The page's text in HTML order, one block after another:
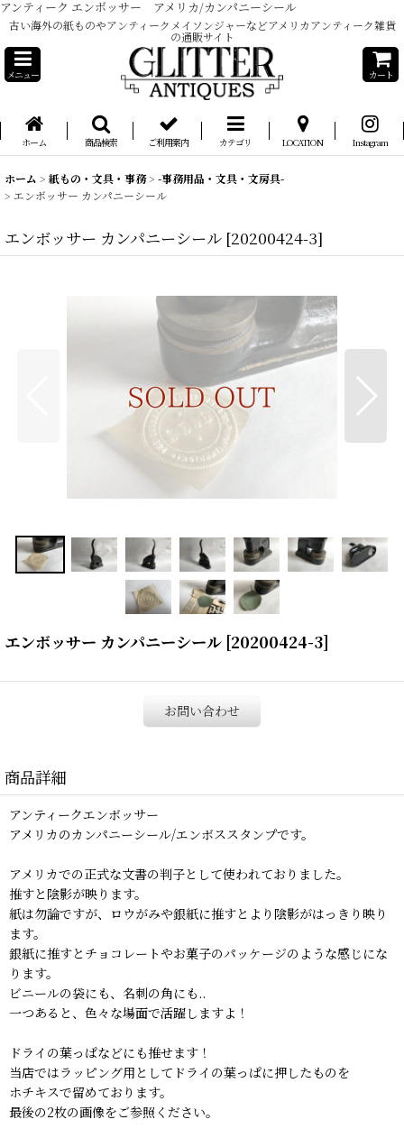
アンティーク エンボッサー アメリカ/カンパニーシール
古い海外の紙ものやアンティークメイソンジャーなどアメリカアンティーク雑貨
の通販サイト
メニュー カート
ホーム 商品検索 ご利用案内 カテゴリ LOCATION Instagram
ホーム > 紙もの・文具・事務> -事務用品・文具・文房具-
> エンボッサー カンパニーシール
エンボッサー カンパニーシール [20200424-3]
エンボッサー カンパニーシール [20200424-3]
お問い合わせ
商品詳細
アンティークエンボッサー
アメリカのカンパニーシール/エンボススタンプです。
アメリカでの正式な文書の判子として使われておりました。
推すと陰影が映ります。
紙は勿論ですが、ロウがみや銀紙に推すとより陰影がはっきり映り
ます。
銀紙に推すとチョコレートやお菓子のパッケージのような感じにな
ります。
ビニールの袋にも、名刺の角にも..
一つあると、色々な場面で活躍しますよ！
ドライの葉っぱなどにも推せます！
当店ではラッピング用としてドライの葉っぱに押したものを
ホチキスで留めております。
最後の2枚の画像をご参照ください。